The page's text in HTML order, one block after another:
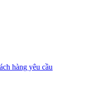
hàng yêu cầu